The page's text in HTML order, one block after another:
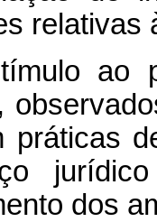
relativas
ao
práticas
dos